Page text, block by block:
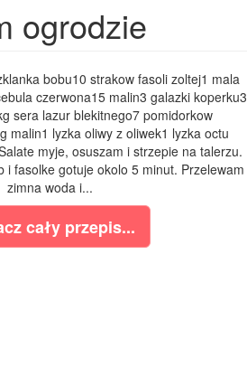
ogrodzie
bobu10 strakow fasoli zoltej1 mala
czerwona15 malin3 galazki koperku3
sera lazur blekitnego7 pomidorkow
malin1 lyzka oliwy z oliwek1 lyzka octu
myje, osuszam i strzepie na talerzu.
i fasolke gotuje okolo 5 minut. Przelewam
zimna woda i...
cały przepis...